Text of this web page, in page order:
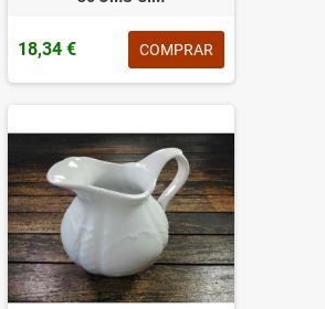
18,34 € COMPRAR